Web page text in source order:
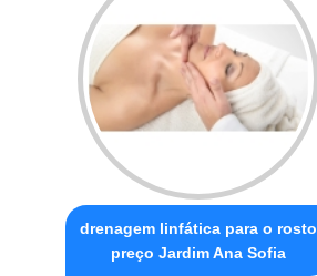
drenagem linfática para o rosto
preço Jardim Ana Sofia